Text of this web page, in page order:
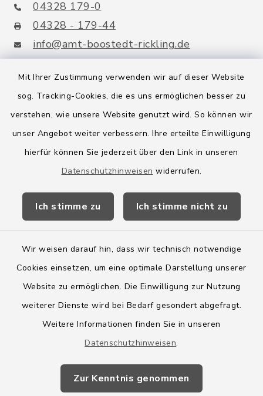
Mit Ihrer Zustimmung verwenden wir auf dieser Website
sog. Tracking-Cookies, die es uns ermöglichen besser zu
verstehen, wie unsere Website genutzt wird. So können wir
unser Angebot weiter verbessern. Ihre erteilte Einwilligung
hierfür können Sie jederzeit über den Link in unseren
Datenschutzhinweisen widerrufen.
Ich stimme zu Ich stimme nicht zu
Wir weisen darauf hin, dass wir technisch notwendige
Cookies einsetzen, um eine optimale Darstellung unserer
Website zu ermöglichen. Die Einwilligung zur Nutzung
weiterer Dienste wird bei Bedarf gesondert abgefragt.
Weitere Informationen finden Sie in unseren
Datenschutzhinweisen.
Zur Kenntnis genommen
04328 179-0
04328 - 179-44
info@amt-boostedt-rickling.de
Quicklinks
Amt Boostedt-Rickling
Amtsbroschüre
Wege-Zweckverband
Barrierefreiheit
Impressum